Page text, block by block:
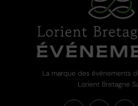
La marque des événements
Lorient Bretagne